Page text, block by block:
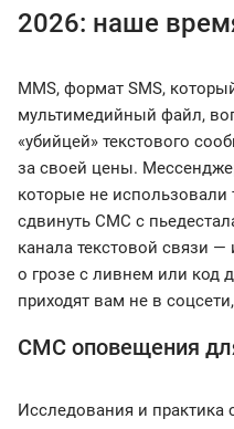
2026: наше
MMS, формат SMS,
мультимедийный файл,
«убийцей» текстового
за своей цены.
которые не
сдвинуть СМС с
канала текстовой связи
о грозе с ливнем или код
приходят вам не в
СМС оповещения
Исследования и практика